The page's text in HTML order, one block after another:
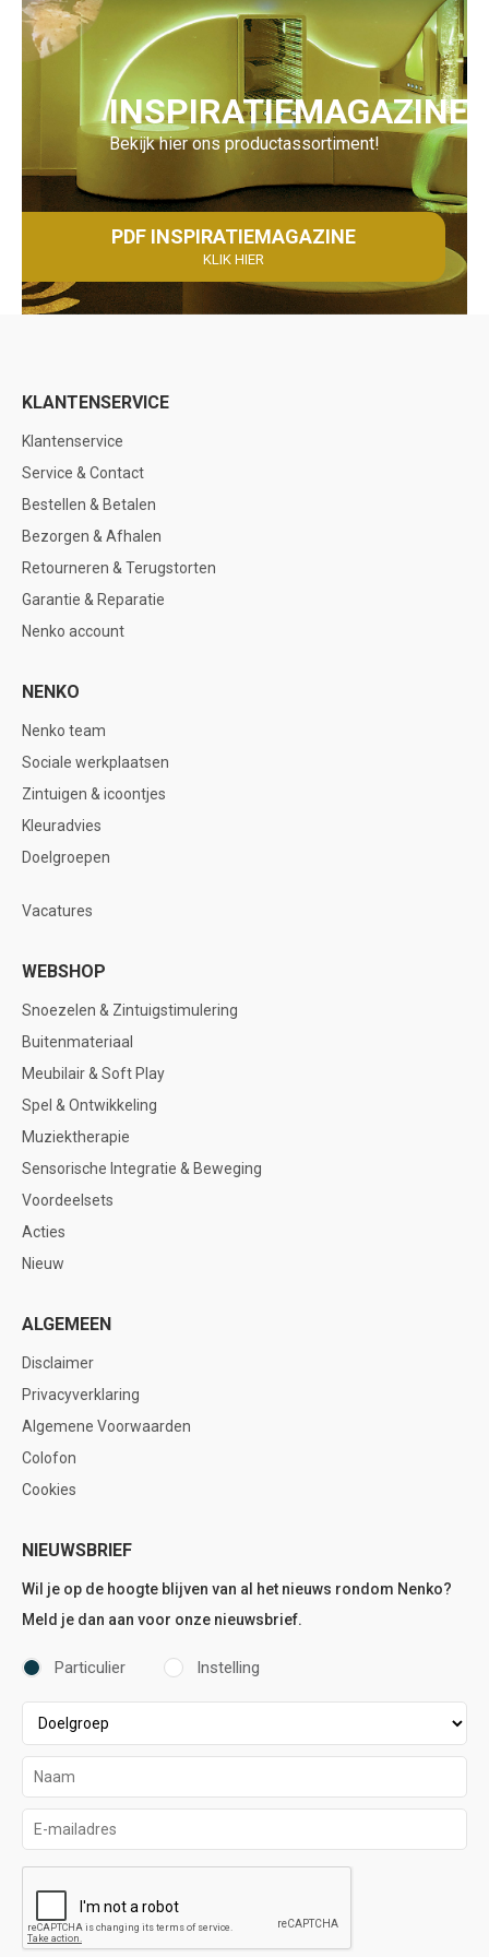
INSPIRATIEMAGAZINE
Bekijk hier ons productassortiment!
PDF INSPIRATIEMAGAZINE
KLIK HIER
KLANTENSERVICE
Klantenservice
Service & Contact
Bestellen & Betalen
Bezorgen & Afhalen
Retourneren & Terugstorten
Garantie & Reparatie
Nenko account
NENKO
Nenko team
Sociale werkplaatsen
Zintuigen & icoontjes
Kleuradvies
Doelgroepen
Vacatures
WEBSHOP
Snoezelen & Zintuigstimulering
Buitenmateriaal
Meubilair & Soft Play
Spel & Ontwikkeling
Muziektherapie
Sensorische Integratie & Beweging
Voordeelsets
Acties
Nieuw
ALGEMEEN
Disclaimer
Privacyverklaring
Algemene Voorwaarden
Colofon
Cookies
NIEUWSBRIEF
Wil je op de hoogte blijven van al het nieuws rondom Nenko?
Meld je dan aan voor onze nieuwsbrief.
Particulier Instelling